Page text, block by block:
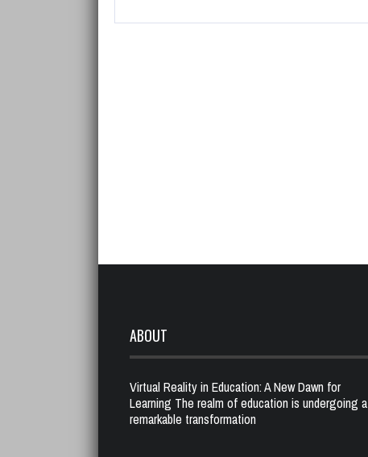
ABOUT
Virtual Reality in Education: A New Dawn for
Learning The realm of education is undergoing a
remarkable transformation